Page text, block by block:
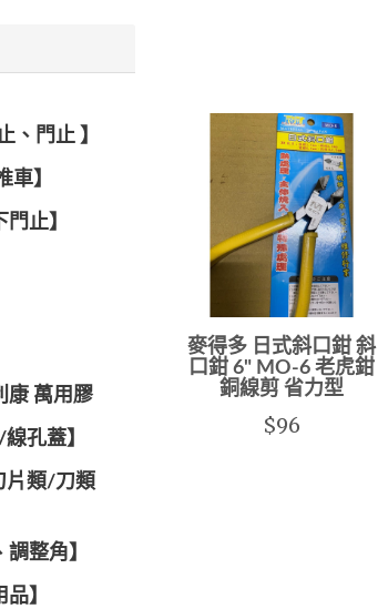
、門止 】
車】
止】
康 萬用膠
孔蓋】
片類/刀類
調整角】
】
麥得多 日式斜口鉗 斜
口鉗 6" MO-6 老虎鉗
銅線剪 省力型
$96